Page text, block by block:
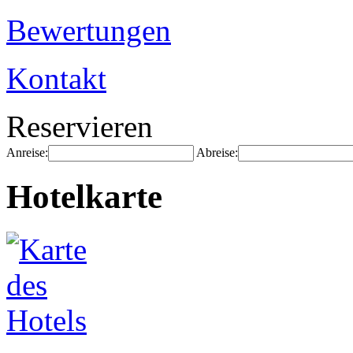
Bewertungen
Kontakt
Reservieren
Anreise: Abreise:
Hotelkarte